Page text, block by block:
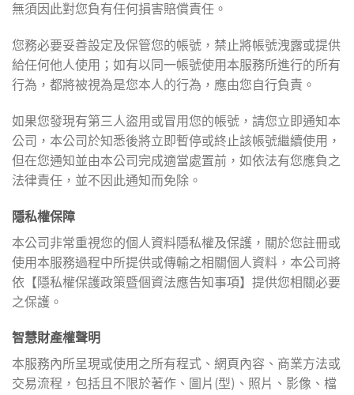
無須因此對您負有任何損害賠償責任。
您務必要妥善設定及保管您的帳號，禁止將帳號洩露或提供
給任何他人使用；如有以同一帳號使用本服務所進行的所有
行為，都將被視為是您本人的行為，應由您自行負責。
如果您發現有第三人盜用或冒用您的帳號，請您立即通知本
公司，本公司於知悉後將立即暫停或終止該帳號繼續使用，
但在您通知並由本公司完成適當處置前，如依法有您應負之
法律責任，並不因此通知而免除。
隱私權保障
本公司非常重視您的個人資料隱私權及保護，關於您註冊或
使用本服務過程中所提供或傳輸之相關個人資料，本公司將
依【隱私權保護政策暨個資法應告知事項】提供您相關必要
之保護。
智慧財產權聲明
本服務內所呈現或使用之所有程式、網頁內容、商業方法或
交易流程，包括且不限於著作、圖片(型)、照片、影像、檔